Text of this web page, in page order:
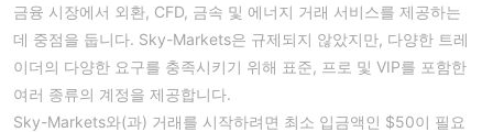
금융 시장에서 외환, CFD, 금속 및 에너지 거래 서비스를 제공하는
데 중점을 둡니다. Sky-Markets은 규제되지 않았지만, 다양한 트레
이더의 다양한 요구를 충족시키기 위해 표준, 프로 및 VIP를 포함한
여러 종류의 계정을 제공합니다.
Sky-Markets와(과) 거래를 시작하려면 최소 입금액인 $50이 필요